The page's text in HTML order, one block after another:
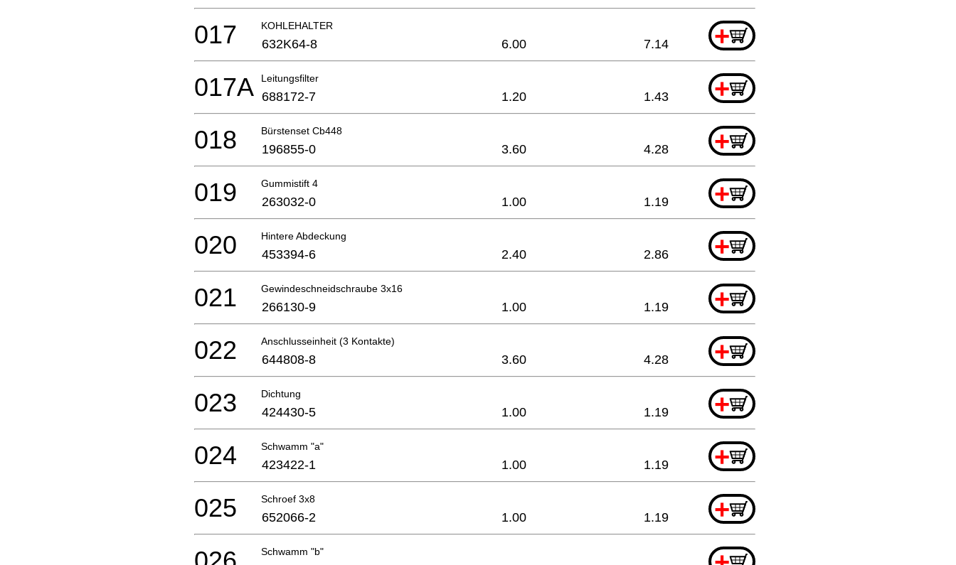
KOHLEHALTER +
017 632K64-8 6.00 7.14
Leitungsfilter +
017A 688172-7 1.20 1.43
Bürstenset Cb448 +
018 196855-0 3.60 4.28
Gummistift 4 +
019 263032-0 1.00 1.19
Hintere Abdeckung +
020 453394-6 2.40 2.86
Gewindeschneidschraube 3x16 +
021 266130-9 1.00 1.19
Anschlusseinheit (3 Kontakte) +
022 644808-8 3.60 4.28
Dichtung +
023 424430-5 1.00 1.19
Schwamm "a" +
024 423422-1 1.00 1.19
Schroef 3x8 +
025 652066-2 1.00 1.19
Schwamm "b"